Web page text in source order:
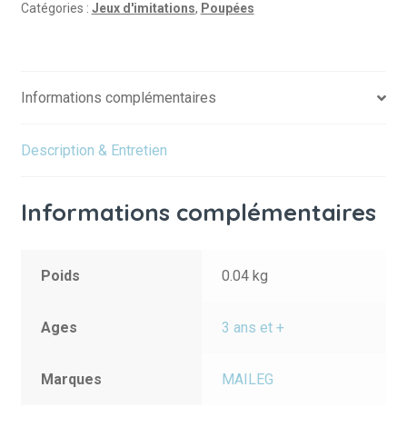
Catégories : Jeux d'imitations, Poupées
Informations complémentaires
Description & Entretien
Informations complémentaires
Poids 0.04 kg
Ages 3 ans et +
Marques MAILEG